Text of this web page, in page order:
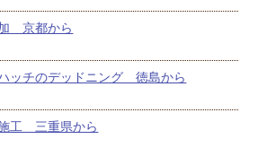
京都から
ッチのデッドニング 徳島から
工 三重県から